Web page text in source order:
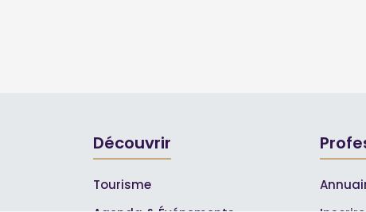
Découvrir
Tourisme